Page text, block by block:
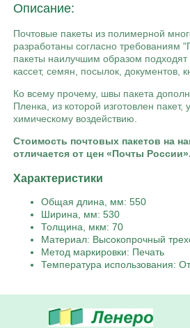
Описание:
Почтовые пакеты из полимерной
разработаны согласно требованиям
пакеты наилучшим образом подходят
кассет, семян, посылок, документов,
Ко всему прочему, швы пакета
Пленка, из которой изготовлен пакет,
химическому воздействию.
Стоимость почтовых пакетов на
отличается от цен «Почты России».
Характеристики
Общая длина, мм: 550
Ширина, мм: 530
Толщина, мкм: 70
Материал: Высокопрочный
Метод маркировки: Печать
Температура использования: